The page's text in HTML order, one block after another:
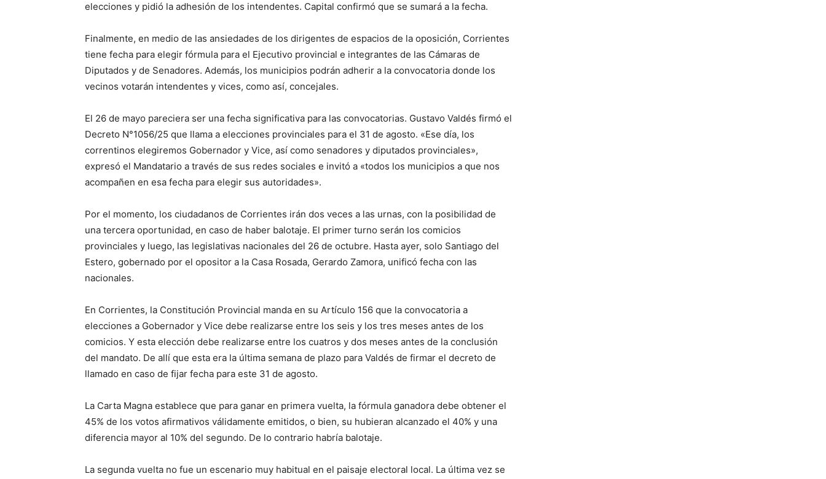
lo
que
elecciones y pidió la adhesión de los intendentes. Capital confirmó que se sumará a la fecha.
Finalmente, en medio de las ansiedades de los dirigentes de espacios de la oposición, Corrientes
tiene fecha para elegir fórmula para el Ejecutivo provincial e integrantes de las Cámaras de
Diputados y de Senadores. Además, los municipios podrán adherir a la convocatoria donde los
vecinos votarán intendentes y vices, como así, concejales.
El 26 de mayo pareciera ser una fecha significativa para las convocatorias. Gustavo Valdés firmó el
Decreto N°1056/25 que llama a elecciones provinciales para el 31 de agosto. «Ese día, los
correntinos elegiremos Gobernador y Vice, así como senadores y diputados provinciales»,
expresó el Mandatario a través de sus redes sociales e invitó a «todos los municipios a que nos
acompañen en esa fecha para elegir sus autoridades».
Por el momento, los ciudadanos de Corrientes irán dos veces a las urnas, con la posibilidad de
una tercera oportunidad, en caso de haber balotaje. El primer turno serán los comicios
provinciales y luego, las legislativas nacionales del 26 de octubre. Hasta ayer, solo Santiago del
Estero, gobernado por el opositor a la Casa Rosada, Gerardo Zamora, unificó fecha con las
nacionales.
En Corrientes, la Constitución Provincial manda en su Artículo 156 que la convocatoria a
elecciones a Gobernador y Vice debe realizarse entre los seis y los tres meses antes de los
comicios. Y esta elección debe realizarse entre los cuatros y dos meses antes de la conclusión
del mandato. De allí que esta era la última semana de plazo para Valdés de firmar el decreto de
llamado en caso de fijar fecha para este 31 de agosto.
La Carta Magna establece que para ganar en primera vuelta, la fórmula ganadora debe obtener el
45% de los votos afirmativos válidamente emitidos, o bien, su hubieran alcanzado el 40% y una
diferencia mayor al 10% del segundo. De lo contrario habría balotaje.
La segunda vuelta no fue un escenario muy habitual en el paisaje electoral local. La última vez se